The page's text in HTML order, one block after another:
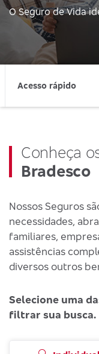
O Seguro de Vida
Acesso rápido
Conheça
Bradesco
Nossos Seguros
necessidades,
familiares,
assistências
diversos outros
Selecione uma
filtrar sua busca.